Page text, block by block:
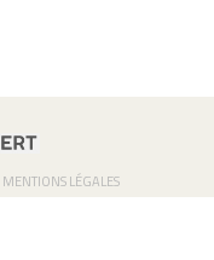
MENTIONS LÉGALES